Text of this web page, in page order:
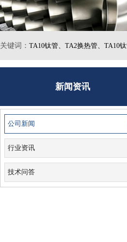
关键词： TA10钛管、 TA2换热管、 TA10钛
新闻资讯
公司新闻
行业资讯
技术问答